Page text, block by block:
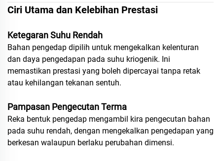
Ciri Utama dan Kelebihan Prestasi
Ketegaran Suhu Rendah
Bahan pengedap dipilih untuk mengekalkan kelenturan
dan daya pengedapan pada suhu kriogenik. Ini
memastikan prestasi yang boleh dipercayai tanpa retak
atau kehilangan tekanan sentuh.
Pampasan Pengecutan Terma
Reka bentuk pengedap mengambil kira pengecutan bahan
pada suhu rendah, dengan mengekalkan pengedapan yang
berkesan walaupun berlaku perubahan dimensi.